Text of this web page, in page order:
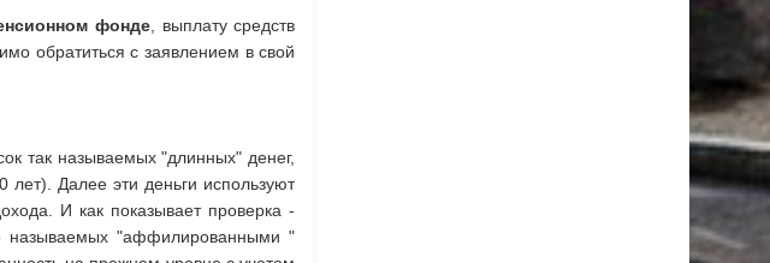
фонде, выплату средств
обратиться с заявлением в свой
так называемых "длинных" денег,
Далее эти деньги используют
И как показывает проверка -
называемых "аффилированными "